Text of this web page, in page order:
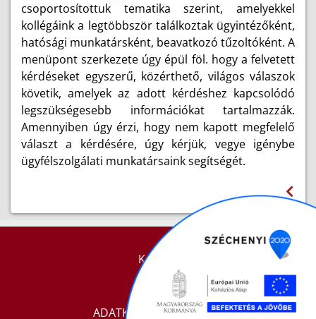
csoportosítottuk tematika szerint, amelyekkel
kollégáink a legtöbbször találkoztak ügyintézőként,
hatósági munkatársként, beavatkozó tűzoltóként. A
menüpont szerkezete úgy épül föl. hogy a felvetett
kérdéseket egyszerű, közérthető, világos válaszok
követik, amelyek az adott kérdéshez kapcsolódó
legszükségesebb információkat tartalmazzák.
Amennyiben úgy érzi, hogy nem kapott megfelelő
választ a kérdésére, úgy kérjük, vegye igénybe
ügyfélszolgálati munkatársaink segítségét.
KAPCSOLAT
IMPRESSZUM
ADATKEZELÉSI TÁJÉKOZTATÓ